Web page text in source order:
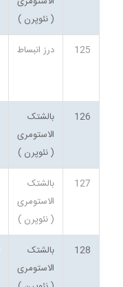
( نئوپرن )
125 درز انبساط
126
بالشتک
الاستومری
( نئوپرن )
127
بالشتک
الاستومری
( نئوپرن )
128
بالشتک
الاستومری